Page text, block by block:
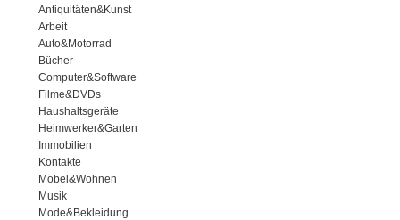
Antiquitäten&Kunst
Arbeit
Auto&Motorrad
Bücher
Computer&Software
Filme&DVDs
Haushaltsgeräte
Heimwerker&Garten
Immobilien
Kontakte
Möbel&Wohnen
Musik
Mode&Bekleidung